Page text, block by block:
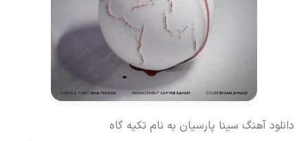
دانلود آهنگ سینا پارسیان به نام تکیه گاه